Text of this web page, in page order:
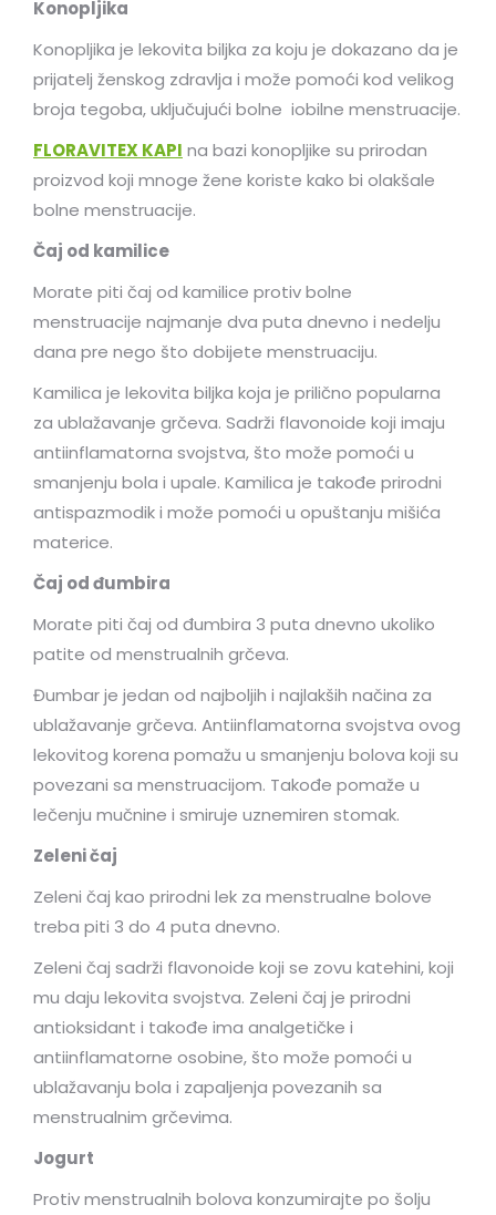
Konopljika
Konopljika je lekovita biljka za koju je dokazano da je
prijatelj ženskog zdravlja i može pomoći kod velikog
broja tegoba, uključujući bolne iobilne menstruacije.
FLORAVITEX KAPI na bazi konopljike su prirodan
proizvod koji mnoge žene koriste kako bi olakšale
bolne menstruacije.
Čaj od kamilice
Morate piti čaj od kamilice protiv bolne
menstruacije najmanje dva puta dnevno i nedelju
dana pre nego što dobijete menstruaciju.
Kamilica je lekovita biljka koja je prilično popularna
za ublažavanje grčeva. Sadrži flavonoide koji imaju
antiinflamatorna svojstva, što može pomoći u
smanjenju bola i upale. Kamilica je takođe prirodni
antispazmodik i može pomoći u opuštanju mišića
materice.
Čaj od đumbira
Morate piti čaj od đumbira 3 puta dnevno ukoliko
patite od menstrualnih grčeva.
Đumbar je jedan od najboljih i najlakših načina za
ublažavanje grčeva. Antiinflamatorna svojstva ovog
lekovitog korena pomažu u smanjenju bolova koji su
povezani sa menstruacijom. Takođe pomaže u
lečenju mučnine i smiruje uznemiren stomak.
Zeleni čaj
Zeleni čaj kao prirodni lek za menstrualne bolove
treba piti 3 do 4 puta dnevno.
Zeleni čaj sadrži flavonoide koji se zovu katehini, koji
mu daju lekovita svojstva. Zeleni čaj je prirodni
antioksidant i takođe ima analgetičke i
antiinflamatorne osobine, što može pomoći u
ublažavanju bola i zapaljenja povezanih sa
menstrualnim grčevima.
Jogurt
Protiv menstrualnih bolova konzumirajte po šolju